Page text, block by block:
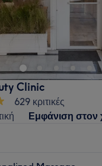
βρίσκεται στα Άνω
γκάμα υπηρεσιών
Go to venue
Clinic
629 κριτικές
Εμφάνιση στον